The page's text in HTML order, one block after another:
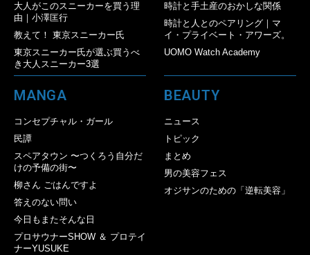
大人がこのスニーカーを買う理
由｜小澤匡行
教えて！ 東京スニーカー氏
東京スニーカー氏が選ぶ買うべ
き大人スニーカー3選
時計と手土産のおかしな関係
時計と人とのペアリング｜マ
イ・プライベート・アワーズ。
UOMO Watch Academy
MANGA
コンセプチャル・ガール
民譚
スペアタウン 〜つくろう自分だ
けの予備の街〜
柳さん ごはんですよ
答えのない問い
今日もまたそんな日
プロサウナーSHOW ＆ プロテイ
ナーYUSUKE
BEAUTY
ニュース
トピック
まとめ
男の美容フェス
オジサンのための「逆転美容」